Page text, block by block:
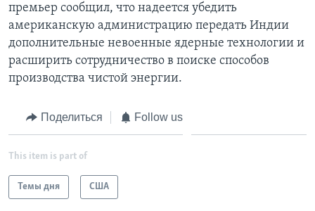
премьер сообщил, что надеется убедить
американскую администрацию передать Индии
дополнительные невоенные ядерные технологии и
расширить сотрудничество в поиске способов
производства чистой энергии.
Поделиться Follow us
This item is part of
Темы дня США